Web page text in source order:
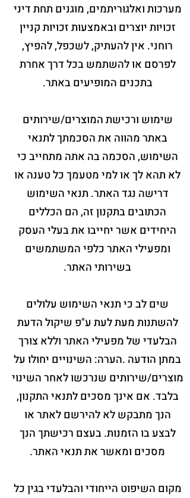
מערכות ואלגוריתמים, מוגנים תחת דיני
זכויות יוצרים ובאמצעות זכויות קניין
רוחני. אין להעתיק, לשכפל, להפיץ,
לפרסם או להשתמש בכל דרך אחרת
בתכנים המופיעים באתר.
שימוש ורכישת המוצרים/שירותים
באתר מהווה את הסכמתך לתנאי
השימוש, הסכמה בה אתה מתחייב כי
לא תהא לך או למי מטעמך כל טענה או
דרישה נגד האתר. תנאי השימוש
הכתובים בתקנון זה, הם הכללים
היחידים אשר יחייבו את בעלי העסק
ומפעילי האתר כלפי המשתמשים
בשירותי האתר.
שים לב כי תנאי השימוש עלולים
להשתנות מעת לעת ע"פ שיקול הדעת
הבלעדי של מפעילי האתר וללא צורך
במתן הודעה .הערה: השינויים יחולו על
מוצרים/שירותים שנרכשו לאחר השינוי
בלבד. אם אינך מסכים לתנאי התקנון,
הנך מתבקש לא להירשם לאתר או
לבצע בו הזמנות. בעצם רכישתך הנך
מסכים ומאשר את תנאי האתר.
מקום השיפוט הייחודי והבלעדי בגין כל